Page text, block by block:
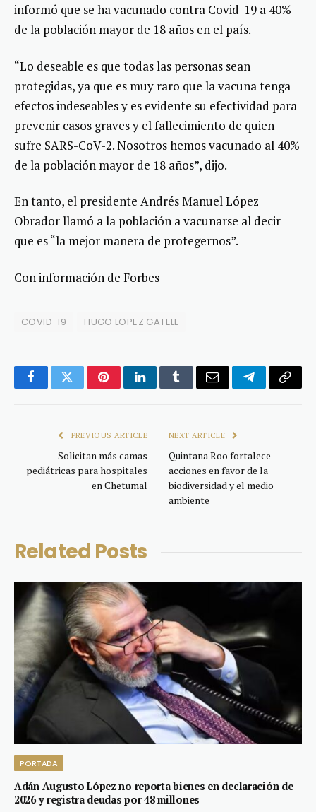
informó que se ha vacunado contra Covid-19 a 40%
de la población mayor de 18 años en el país.
“Lo deseable es que todas las personas sean
protegidas, ya que es muy raro que la vacuna tenga
efectos indeseables y es evidente su efectividad para
prevenir casos graves y el fallecimiento de quien
sufre SARS-CoV-2. Nosotros hemos vacunado al 40%
de la población mayor de 18 años”, dijo.
En tanto, el presidente Andrés Manuel López
Obrador llamó a la población a vacunarse al decir
que es “la mejor manera de protegernos”.
Con información de Forbes
COVID-19 HUGO LOPEZ GATELL
FacebookTwitterPinterestLinkedInTumblrEmail TelegramCopy
PREVIOUS ARTICLE
Solicitan más camas
pediátricas para hospitales
en Chetumal
NEXT ARTICLE
Quintana Roo fortalece
acciones en favor de la
biodiversidad y el medio
ambiente
Related Posts
PORTADA
Adán Augusto López no reporta bienes en declaración de
2026 y registra deudas por 48 millones